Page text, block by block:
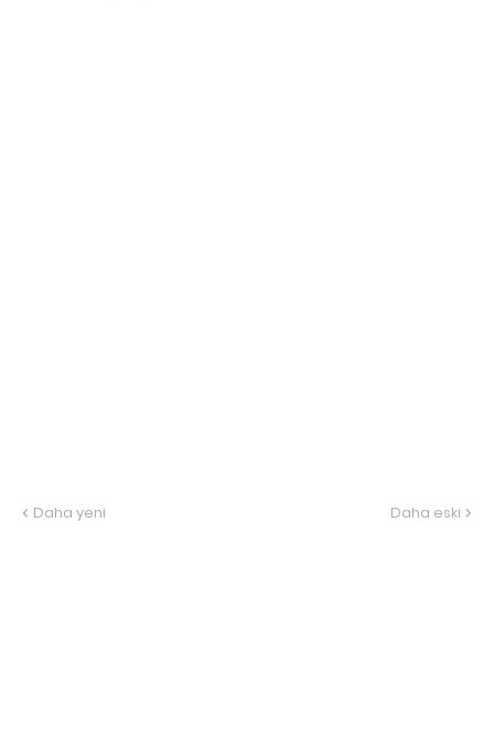
Daha yeni Daha eski